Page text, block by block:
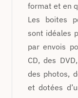
format et en
Les boites
sont idéales
par envois
CD, des
des photos,
et dotées